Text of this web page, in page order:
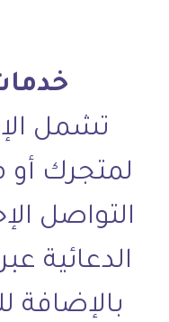
تشمل
لمتجرك أو
التواصل
بالإضافة